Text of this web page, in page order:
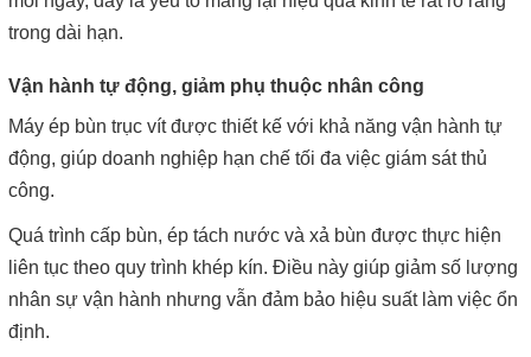
trong dài hạn.
Vận hành tự động, giảm phụ thuộc nhân công
Máy ép bùn trục vít được thiết kế với khả năng vận hành tự
động, giúp doanh nghiệp hạn chế tối đa việc giám sát thủ
công.
Quá trình cấp bùn, ép tách nước và xả bùn được thực hiện
liên tục theo quy trình khép kín. Điều này giúp giảm số lượng
nhân sự vận hành nhưng vẫn đảm bảo hiệu suất làm việc ổn
định.